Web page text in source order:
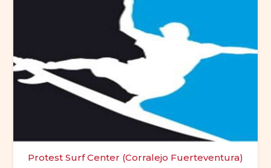
Protest Surf Center (Corralejo Fuerteventura)